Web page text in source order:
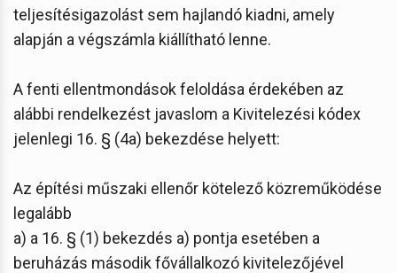
teljesítésigazolást sem hajlandó kiadni, amely
alapján a végszámla kiállítható lenne.
A fenti ellentmondások feloldása érdekében az
alábbi rendelkezést javaslom a Kivitelezési kódex
jelenlegi 16. § (4a) bekezdése helyett:
Az építési műszaki ellenőr kötelező közreműködése
legalább
a) a 16. § (1) bekezdés a) pontja esetében a
beruházás második fővállalkozó kivitelezőjével